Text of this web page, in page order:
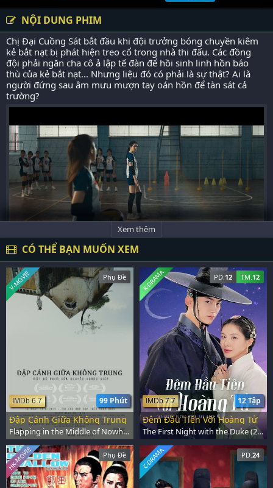
NỘI DUNG PHIM
Chị Đại Cuồng Sát bắt đầu khi đội trưởng bóng chuyền kiêm
kẻ bắt nạt bị phát hiện treo cổ trong nhà thi đấu. Các đồng
đội phải ngăn cha cô ả lập tế đàn để hồi sinh linh hồn báo
thù của kẻ bắt nạt... Nhưng liệu đó có phải là sự thật? Ai là
người đứng sau âm mưu mượn tay oán hồn để tàn sát cả
trường?
Xem thêm
CÓ THỂ BẠN MUỐN XEM
Phụ Đề
99 Phút
IMDb 6.7
V-MOVIE
Đập Cánh Giữa Không Trung
Flapping in the Middle of Nowhere (2014)
PD. 12 TM. 12
12 Tập
IMDb 7.7
K-DRAMA
Đêm Đầu Tiên Với Hoàng Tử
The First Night with the Duke (2025)
Phụ Đề
HK-MOVIE PD. 24
C-DRAMA